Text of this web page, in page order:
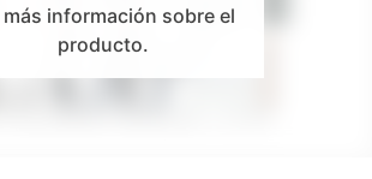
más información sobre el
producto.